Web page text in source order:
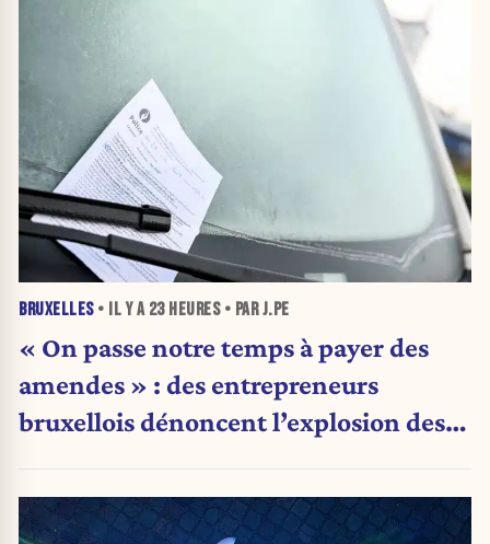
BRUXELLES• IL Y A 23 HEURES• PAR J.PE
« On passe notre temps à payer des
amendes » : des entrepreneurs
bruxellois dénoncent l’explosion des